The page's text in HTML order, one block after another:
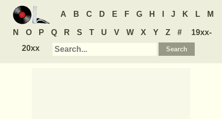
A B C D E F G H J K L M
N O P Q R S T U V W X Y Z #
19xx-
20xx